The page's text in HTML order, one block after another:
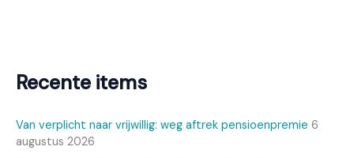
Recente items
Van verplicht naar vrijwillig: weg aftrek pensioenpremie 6
augustus 2026